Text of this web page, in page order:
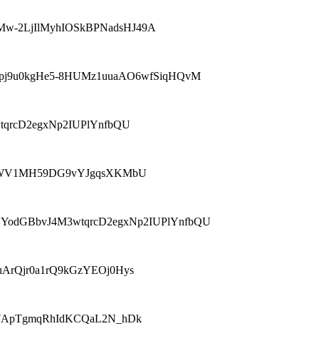
2LjIlMyhIOSkBPNadsHJ49A
8HUMz1uuaAO6wfSiqHQvM